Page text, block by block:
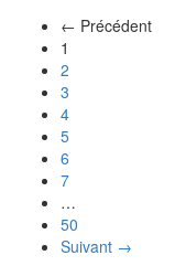
← Précédent
1
2
3
4
5
6
7
…
50
Suivant →